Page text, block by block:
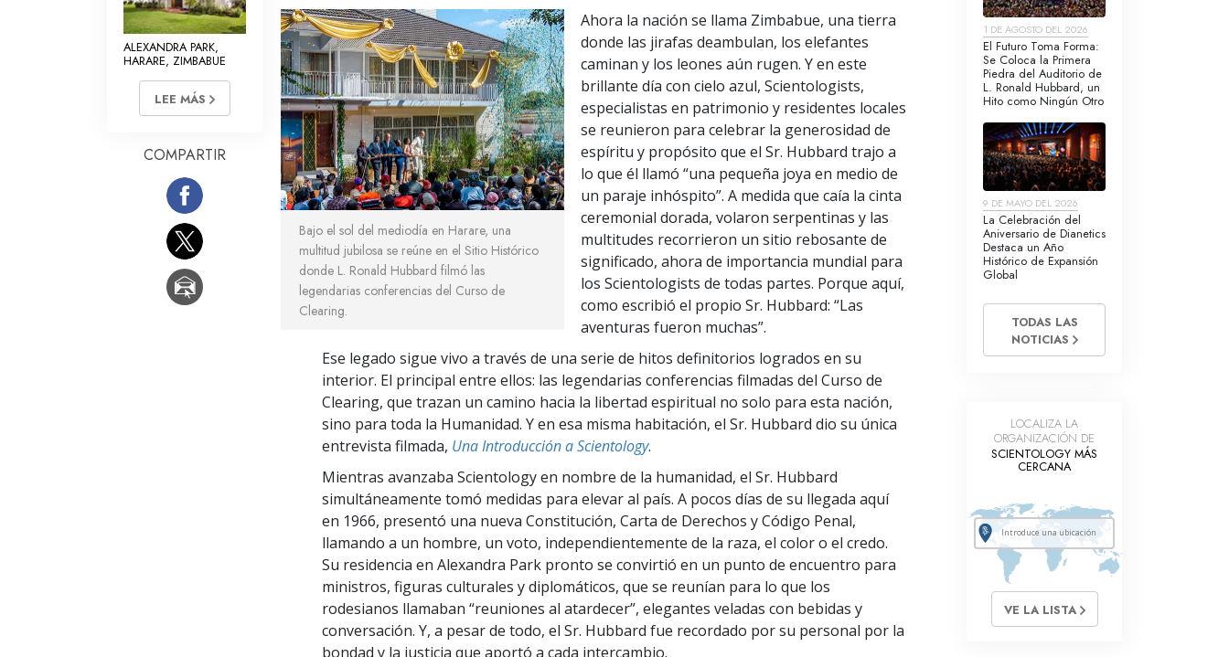
Bajo el sol del mediodía en Harare, una
multitud jubilosa se reúne en el Sitio Histórico
donde L. Ronald Hubbard filmó las
legendarias conferencias del Curso de
Clearing.
Ahora la nación se llama Zimbabue, una tierra
donde las jirafas deambulan, los elefantes
caminan y los leones aún rugen. Y en este
brillante día con cielo azul, Scientologists,
especialistas en patrimonio y residentes locales
se reunieron para celebrar la generosidad de
espíritu y propósito que el Sr. Hubbard trajo a
lo que él llamó “una pequeña joya en medio de
un paraje inhóspito”. A medida que caía la cinta
ceremonial dorada, volaron serpentinas y las
multitudes recorrieron un sitio rebosante de
significado, ahora de importancia mundial para
los Scientologists de todas partes. Porque aquí,
como escribió el propio Sr. Hubbard: “Las
aventuras fueron muchas”.
Ese legado sigue vivo a través de una serie de hitos definitorios logrados en su
interior. El principal entre ellos: las legendarias conferencias filmadas del Curso de
Clearing, que trazan un camino hacia la libertad espiritual no solo para esta nación,
sino para toda la Humanidad. Y en esa misma habitación, el Sr. Hubbard dio su única
entrevista filmada, Una Introducción a Scientology.
Mientras avanzaba Scientology en nombre de la humanidad, el Sr. Hubbard
simultáneamente tomó medidas para elevar al país. A pocos días de su llegada aquí
en 1966, presentó una nueva Constitución, Carta de Derechos y Código Penal,
llamando a un hombre, un voto, independientemente de la raza, el color o el credo.
Su residencia en Alexandra Park pronto se convirtió en un punto de encuentro para
ministros, figuras culturales y diplomáticos, que se reunían para lo que los
rodesianos llamaban “reuniones al atardecer”, elegantes veladas con bebidas y
conversación. Y, a pesar de todo, el Sr. Hubbard fue recordado por su personal por la
bondad y la justicia que aportó a cada intercambio.
ALEXANDRA PARK,
HARARE, ZIMBABUE
LEE MÁS
COMPARTIR
1 DE AGOSTO DEL 2026
El Futuro Toma Forma:
Se Coloca la Primera
Piedra del Auditorio de
L. Ronald Hubbard, un
Hito como Ningún Otro
9 DE MAYO DEL 2026
La Celebración del
Aniversario de Dianetics
Destaca un Año
Histórico de Expansión
Global
TODAS LAS
NOTICIAS
LOCALIZA LA
ORGANIZACIÓN DE
SCIENTOLOGY MÁS
CERCANA
VE LA LISTA